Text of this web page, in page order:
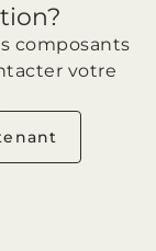
composants
votre